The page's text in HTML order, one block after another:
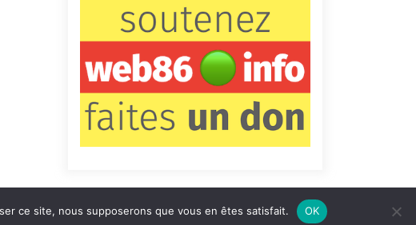
Contact Qui sommes-nous ? Informations légales
ce site, nous supposerons que vous en êtes satisfait. OK